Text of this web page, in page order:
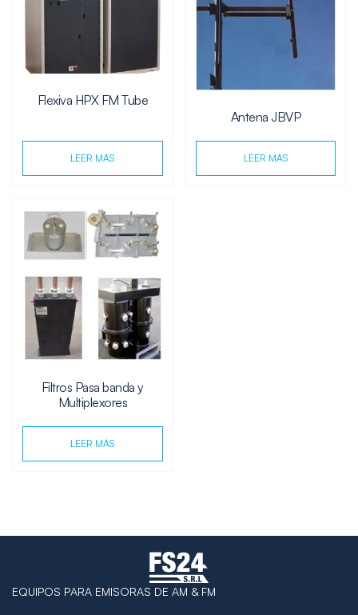
Flexiva HPX FM Tube
LEER MÁS
Antena JBVP
LEER MÁS
Filtros Pasa banda y
Multiplexores
LEER MÁS
EQUIPOS PARA EMISORAS DE AM & FM